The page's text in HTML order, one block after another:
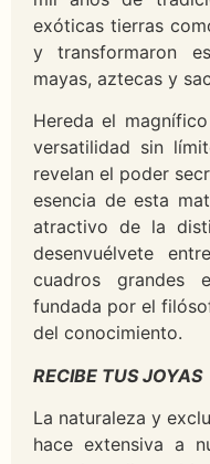
exóticas tierras
y transformaron
mayas, aztecas y
Hereda el
versatilidad sin
revelan el poder
esencia de esta
atractivo de la
desenvuélvete
cuadros grandes
fundada por el
del conocimiento.
RECIBE TUS JOYAS
La naturaleza y
hace extensiva a